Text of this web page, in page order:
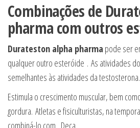
Combinações de
pharmacom outros
Durateston alpha pharma pode ser
qualquer outro esteróide . As atividades
semelhantes às atividades da testosterona.
Estimula o crescimento muscular, bem
gordura. Atletas e fisiculturistas, na
combiná-lo com Deca